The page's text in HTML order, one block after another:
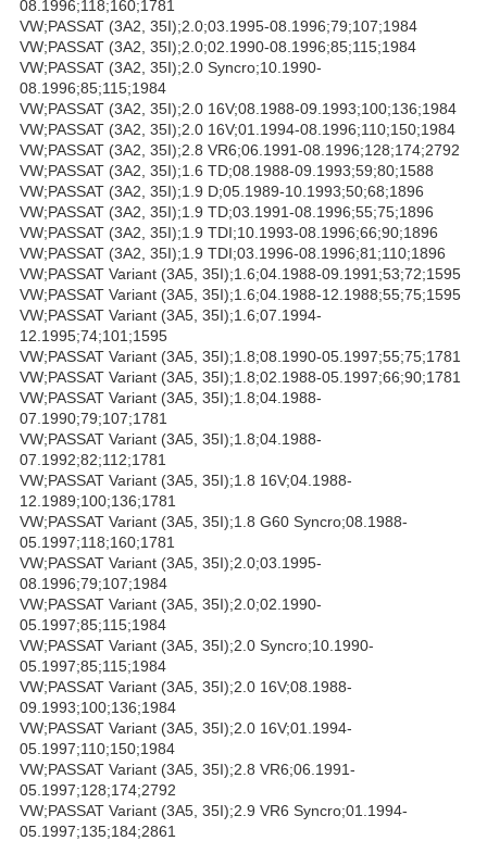
08.1996;118;160;1781
VW;PASSAT (3A2, 35I);2.0;03.1995-08.1996;79;107;1984
VW;PASSAT (3A2, 35I);2.0;02.1990-08.1996;85;115;1984
VW;PASSAT (3A2, 35I);2.0 Syncro;10.1990-
08.1996;85;115;1984
VW;PASSAT (3A2, 35I);2.0 16V;08.1988-09.1993;100;136;1984
VW;PASSAT (3A2, 35I);2.0 16V;01.1994-08.1996;110;150;1984
VW;PASSAT (3A2, 35I);2.8 VR6;06.1991-08.1996;128;174;2792
VW;PASSAT (3A2, 35I);1.6 TD;08.1988-09.1993;59;80;1588
VW;PASSAT (3A2, 35I);1.9 D;05.1989-10.1993;50;68;1896
VW;PASSAT (3A2, 35I);1.9 TD;03.1991-08.1996;55;75;1896
VW;PASSAT (3A2, 35I);1.9 TDI;10.1993-08.1996;66;90;1896
VW;PASSAT (3A2, 35I);1.9 TDI;03.1996-08.1996;81;110;1896
VW;PASSAT Variant (3A5, 35I);1.6;04.1988-09.1991;53;72;1595
VW;PASSAT Variant (3A5, 35I);1.6;04.1988-12.1988;55;75;1595
VW;PASSAT Variant (3A5, 35I);1.6;07.1994-
12.1995;74;101;1595
VW;PASSAT Variant (3A5, 35I);1.8;08.1990-05.1997;55;75;1781
VW;PASSAT Variant (3A5, 35I);1.8;02.1988-05.1997;66;90;1781
VW;PASSAT Variant (3A5, 35I);1.8;04.1988-
07.1990;79;107;1781
VW;PASSAT Variant (3A5, 35I);1.8;04.1988-
07.1992;82;112;1781
VW;PASSAT Variant (3A5, 35I);1.8 16V;04.1988-
12.1989;100;136;1781
VW;PASSAT Variant (3A5, 35I);1.8 G60 Syncro;08.1988-
05.1997;118;160;1781
VW;PASSAT Variant (3A5, 35I);2.0;03.1995-
08.1996;79;107;1984
VW;PASSAT Variant (3A5, 35I);2.0;02.1990-
05.1997;85;115;1984
VW;PASSAT Variant (3A5, 35I);2.0 Syncro;10.1990-
05.1997;85;115;1984
VW;PASSAT Variant (3A5, 35I);2.0 16V;08.1988-
09.1993;100;136;1984
VW;PASSAT Variant (3A5, 35I);2.0 16V;01.1994-
05.1997;110;150;1984
VW;PASSAT Variant (3A5, 35I);2.8 VR6;06.1991-
05.1997;128;174;2792
VW;PASSAT Variant (3A5, 35I);2.9 VR6 Syncro;01.1994-
05.1997;135;184;2861